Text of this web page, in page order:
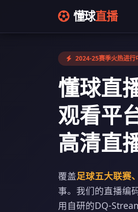
懂球直播
2024-25赛季火热进行
懂球直
观看平
高清直
覆盖足球五大联赛
事。我们的直播编
用自研的DQ-